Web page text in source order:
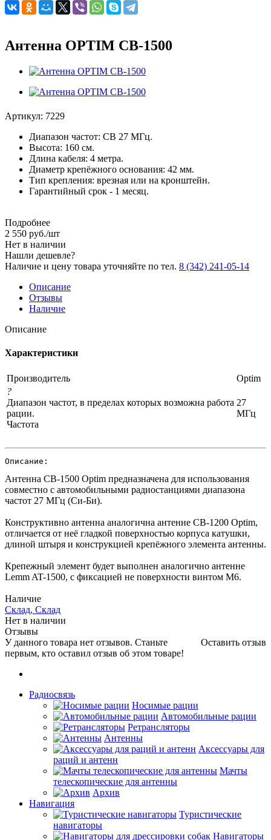
Антенна OPTIM CB-1500
Артикул: 7229
Диапазон частот: СВ 27 МГц.
Высота: 160 см.
Длина кабеля: 4 метра.
Диаметр крепёжного основания: 42 мм.
Тип крепления: врезная или на кронштейн.
Гарантийный срок - 1 месяц.
Подробнее
2 550 руб./шт
Нет в наличии
Нашли дешевле?
Наличие и цену товара уточняйте по тел. 8 (342) 241-05-14
Описание
Отзывы
Наличие
Описание
Характеристики
Производитель
Optim
?
Диапазон частот, в пределах которых возможна работа
рации.
Частота
27
МГц
Описание:
Антенна CB-1500 Optim предназначена для использования
совместно с автомобильными радиостанциями диапазона
частот 27 МГц (Си-Би).
Конструктивно антенна аналогична антенне CB-1200 Optim,
отличается от неё гладкой поверхностью корпуса катушки,
длиной штыря и конструкцией крепёжного элемента антенны.
Крепежный элемент будет выполнен аналогично антенне
Lemm AT-1500, с фиксацией не поверхности винтом М6.
Наличие
Склад, Склад
Нет в наличии
Отзывы
Оставить отзыв
У данного товара нет отзывов. Станьте
первым, кто оставил отзыв об этом товаре!
Радиосвязь
Носимые рации
Автомобильные рации
Ретрансляторы
Антенны
Аксессуары для
раций и антенн
Мачты
телескопические для антенны
Архив
Навигация
Туристические
навигаторы
Навигаторы